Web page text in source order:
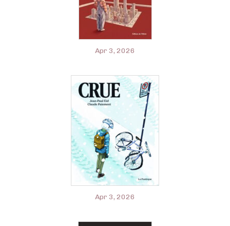
Apr 3, 2026
Apr 3, 2026